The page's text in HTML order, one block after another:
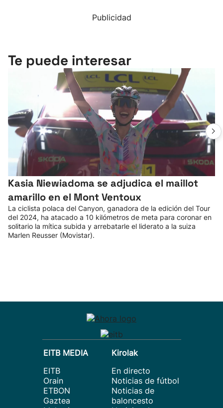
Publicidad
Te puede interesar
Kasia Niewiadoma se adjudica el maillot
amarillo en el Mont Ventoux
La ciclista polaca del Canyon, ganadora de la edición del Tour
del 2024, ha atacado a 10 kilómetros de meta para coronar en
solitario la mítica subida y arrebatarle el liderato a la suiza
Marlen Reusser (Movistar).
EITB MEDIA
EITB
Orain
ETBON
Gaztea
Kirolak
En directo
Noticias de fútbol
Noticias de
baloncesto